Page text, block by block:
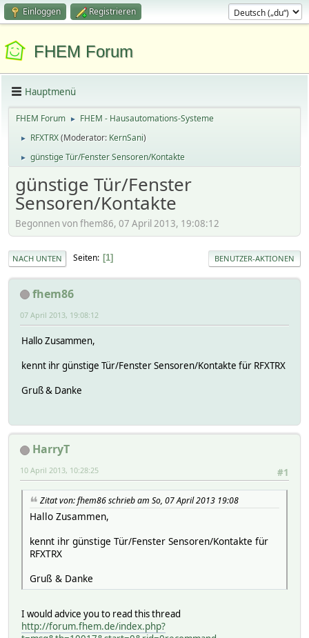
Einloggen Registrieren
FHEM Forum
Hauptmenü
FHEM Forum ► FHEM - Hausautomations-Systeme
► RFXTRX(Moderator: KernSani)
► günstige Tür/Fenster Sensoren/Kontakte
günstige Tür/Fenster
Sensoren/Kontakte
Begonnen von fhem86, 07 April 2013, 19:08:12
NACH UNTEN Seiten 1 BENUTZER-AKTIONEN
fhem86
07 April 2013, 19:08:12
Hallo Zusammen,
kennt ihr günstige Tür/Fenster Sensoren/Kontakte für RFXTRX
Gruß & Danke
HarryT
#1
10 April 2013, 10:28:25
Zitat von: fhem86 schrieb am So, 07 April 2013 19:08
Hallo Zusammen,
kennt ihr günstige Tür/Fenster Sensoren/Kontakte für
RFXTRX
Gruß & Danke
I would advice you to read this thread
http://forum.fhem.de/index.php?